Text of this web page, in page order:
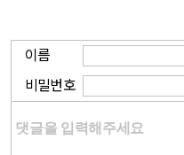
이름
비밀번호